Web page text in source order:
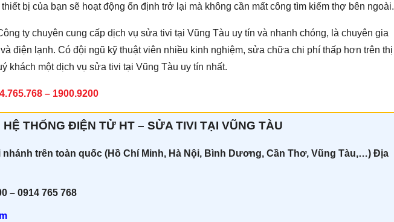
bị của bạn sẽ hoạt động ổn định trở lại mà không cần mất công tìm kiếm thợ bên ngoài.
ty chuyên cung cấp dịch vụ sửa tivi tại Vũng Tàu uy tín và nhanh chóng, là chuyên gia
điện lạnh. Có đội ngũ kỹ thuật viên nhiều kinh nghiệm, sửa chữa chi phí thấp hơn trên thị
khách một dịch vụ sửa tivi tại Vũng Tàu uy tín nhất.
– 1900.9200
HỆ THỐNG ĐIỆN TỬ HT – SỬA TIVI TẠI VŨNG TÀU
trên toàn quốc (Hồ Chí Minh, Hà Nội, Bình Dương, Cần Thơ, Vũng Tàu,…) Địa
– 0914 765 768